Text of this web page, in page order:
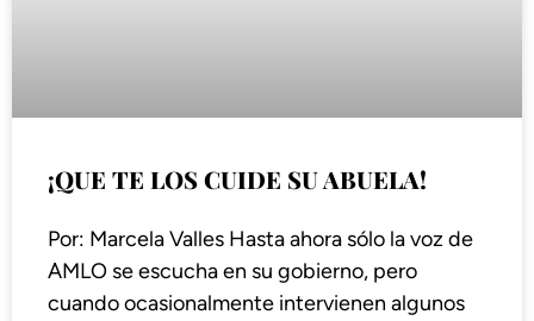
¡QUE TE LOS CUIDE SU ABUELA!
Por: Marcela Valles Hasta ahora sólo la voz de
AMLO se escucha en su gobierno, pero
cuando ocasionalmente intervienen algunos